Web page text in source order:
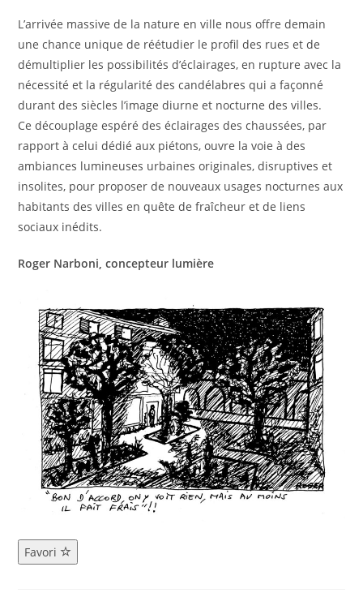
L’arrivée massive de la nature en ville nous offre demain
une chance unique de réétudier le profil des rues et de
démultiplier les possibilités d’éclairages, en rupture avec la
nécessité et la régularité des candélabres qui a façonné
durant des siècles l’image diurne et nocturne des villes.
Ce découplage espéré des éclairages des chaussées, par
rapport à celui dédié aux piétons, ouvre la voie à des
ambiances lumineuses urbaines originales, disruptives et
insolites, pour proposer de nouveaux usages nocturnes aux
habitants des villes en quête de fraîcheur et de liens
sociaux inédits.
Roger Narboni, concepteur lumière
Favori